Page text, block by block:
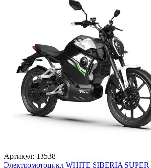
Артикул: 13538
Электромотоцикл WHITE SIBERIA SUPER